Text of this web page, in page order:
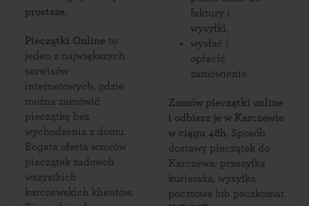
prostsze.
Pieczątki Online to
jeden z największych
serwisów
internetowych, gdzie
można zamówić
pieczątkę bez
wychodzenia z domu.
Bogata oferta wzorów
pieczątek zadowoli
wszystkich
karczewskich klientów.
faktury i
wysyłki,
wysłać i
opłacić
zamówienie.
Zamów pieczątki online
i odbierz je w Karczewie
w ciągu 48h. Sposób
dostawy pieczątek do
Karczewa: przesyłka
kurierska, wysyłka
pocztowa lub paczkomat